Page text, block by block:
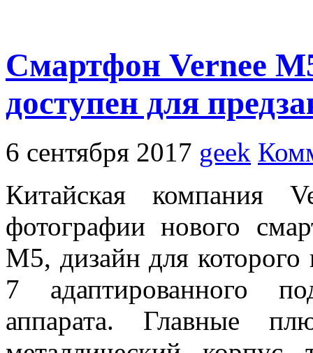
Смартфон Vernee
доступен для
6 сентября 2017 geek
Китайская компания
фотографии нового
M5, дизайн для
7 адаптированного
аппарата. Главные